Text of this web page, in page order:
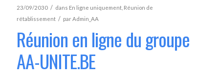
23/09/2030 / dans En ligne uniquement, Réunion de
rétablissement / parAdmin_AA
Réunion en ligne du groupe
AA-UNITE.BE